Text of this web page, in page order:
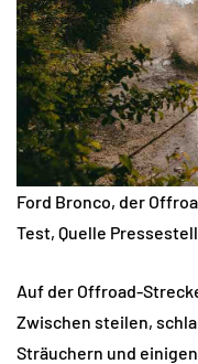
Ford Bronco, der
Test, Quelle
Auf der Offroad-
Zwischen steilen,
Sträuchern und